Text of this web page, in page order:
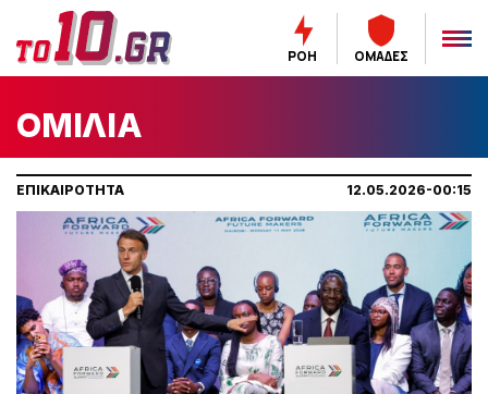
ΡΟΗ ΟΜΑΔΕΣ
ΟΜΙΛΙΑ
ΕΠΙΚΑΙΡΟΤΗΤΑ 12.05.2026-00:15